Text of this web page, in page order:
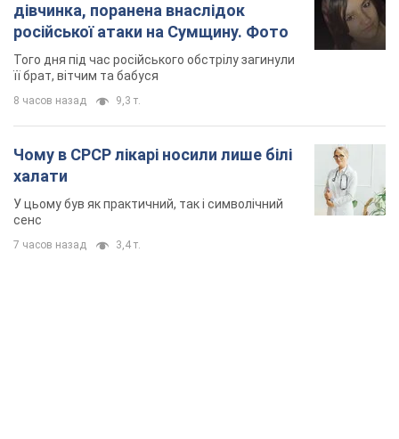
дівчинка, поранена внаслідок
російської атаки на Сумщину. Фото
Того дня під час російського обстрілу загинули
її брат, вітчим та бабуся
8 часов назад 9,3 т.
Чому в СРСР лікарі носили лише білі
халати
У цьому був як практичний, так і символічний
сенс
7 часов назад 3,4 т.